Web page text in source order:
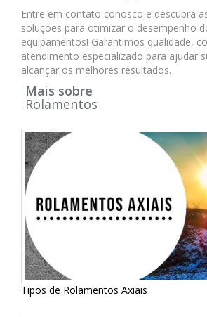
Entre em contato conosco e descubra
soluções para otimizar o desempenho
equipamentos! Garantimos qualidade,
atendimento especializado para ajudar
alcançar os melhores resultados.
Mais sobre
Rolamentos
Tipos de Rolamentos Axiais